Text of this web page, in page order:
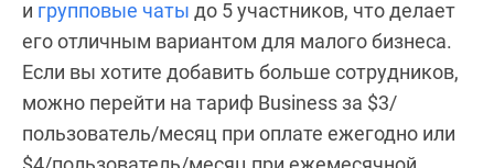
и групповые чаты до 5 участников, что делает
его отличным вариантом для малого бизнеса.
Если вы хотите добавить больше сотрудников,
можно перейти на тариф Business за $3/
пользователь/месяц при оплате ежегодно или